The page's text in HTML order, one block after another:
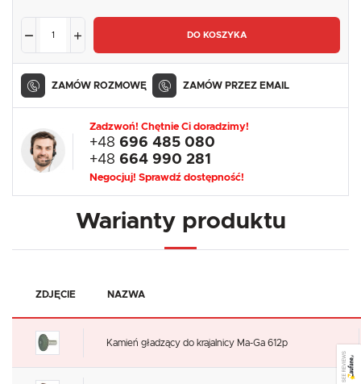
DO KOSZYKA
ZAMÓW ROZMOWĘ ZAMÓW PRZEZ EMAIL
Zadzwoń! Chętnie Ci doradzimy!
+48 696 485 080
+48 664 990 281
Negocjuj! Sprawdź dostępność!
Warianty produktu
ZDJĘCIE NAZWA
Kamień gładzący do krajalnicy Ma-Ga 612p
SEE REVIEWS